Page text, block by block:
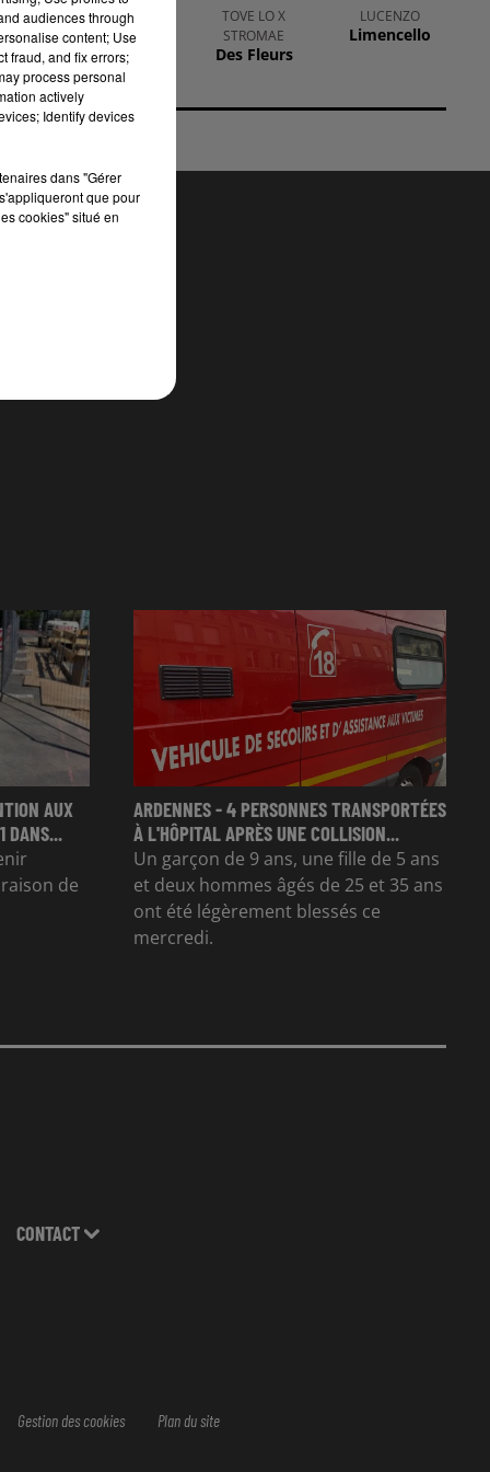
THE BANGLES
Walk Like An
Egyptian
TOVE LO X
STROMAE
Des Fleurs
LUCENZO
Limencello
AUX
DANS...
de
ARDENNES - 4 PERSONNES TRANSPORTÉES
À L'HÔPITAL APRÈS UNE COLLISION...
Un garçon de 9 ans, une fille de 5 ans
et deux hommes âgés de 25 et 35 ans
ont été légèrement blessés ce
mercredi.
CONTACT
Gestion des cookies Plan du site
audiences through
content; Use
fraud, and fix errors;
process personal
actively
Identify devices
dans "Gérer
que pour
cookies" situé en